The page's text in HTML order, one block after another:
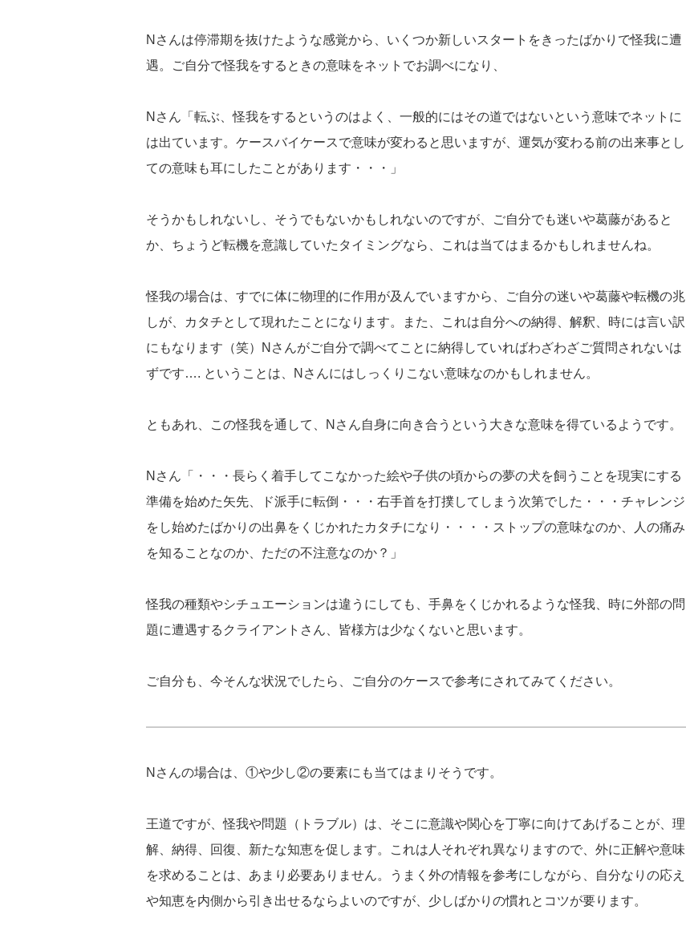
Nさんは停滞期を抜けたような感覚から、いくつか新しいスタートをきったばかりで怪我に遭
遇。ご自分で怪我をするときの意味をネットでお調べになり、
Nさん「転ぶ、怪我をするというのはよく、一般的にはその道ではないという意味でネットに
は出ています。ケースバイケースで意味が変わると思いますが、運気が変わる前の出来事とし
ての意味も耳にしたことがあります・・・」
そうかもしれないし、そうでもないかもしれないのですが、ご自分でも迷いや葛藤があると
か、ちょうど転機を意識していたタイミングなら、これは当てはまるかもしれませんね。
怪我の場合は、すでに体に物理的に作用が及んでいますから、ご自分の迷いや葛藤や転機の兆
しが、カタチとして現れたことになります。また、これは自分への納得、解釈、時には言い訳
にもなります（笑）Nさんがご自分で調べてことに納得していればわざわざご質問されないは
ずです…. ということは、Nさんにはしっくりこない意味なのかもしれません。
ともあれ、この怪我を通して、Nさん自身に向き合うという大きな意味を得ているようです。
Nさん「・・・長らく着手してこなかった絵や子供の頃からの夢の犬を飼うことを現実にする
準備を始めた矢先、ド派手に転倒・・・右手首を打撲してしまう次第でした・・・チャレンジ
をし始めたばかりの出鼻をくじかれたカタチになり・・・・ストップの意味なのか、人の痛み
を知ることなのか、ただの不注意なのか？」
怪我の種類やシチュエーションは違うにしても、手鼻をくじかれるような怪我、時に外部の問
題に遭遇するクライアントさん、皆様方は少なくないと思います。
ご自分も、今そんな状況でしたら、ご自分のケースで参考にされてみてください。
Nさんの場合は、①や少し②の要素にも当てはまりそうです。
王道ですが、怪我や問題（トラブル）は、そこに意識や関心を丁寧に向けてあげることが、理
解、納得、回復、新たな知恵を促します。これは人それぞれ異なりますので、外に正解や意味
を求めることは、あまり必要ありません。うまく外の情報を参考にしながら、自分なりの応え
や知恵を内側から引き出せるならよいのですが、少しばかりの慣れとコツが要ります。